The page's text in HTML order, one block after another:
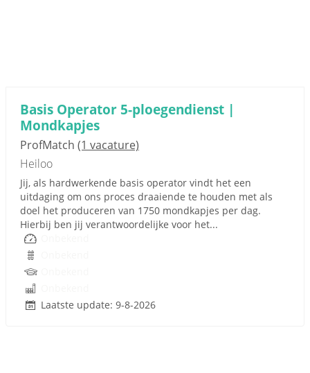
Basis Operator 5-ploegendienst |
Mondkapjes
ProfMatch (1 vacature)
Heiloo
Jij, als hardwerkende basis operator vindt het een
uitdaging om ons proces draaiende te houden met als
doel het produceren van 1750 mondkapjes per dag.
Hierbij ben jij verantwoordelijke voor het...
Laatste update: 9-8-2026